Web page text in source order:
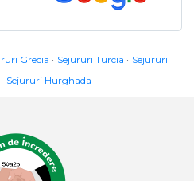
Grecia Sejururi Turcia
Sejururi
Sejururi Hurghada